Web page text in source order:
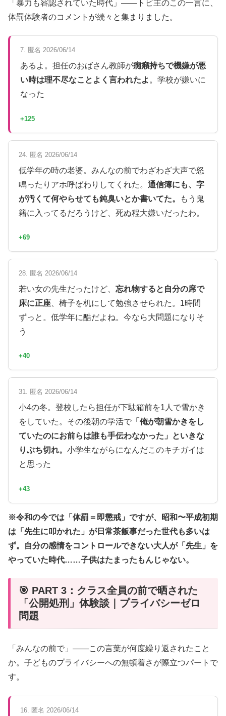
「暴力も容認されていた時代」——トピ主のこの一言に、
体罰体験者のコメントが続々と集まりました。
7. 匿名 2026/06/14
あるよ。担任のおばさん教師が癇癪持ちで機嫌が悪
い時は理不尽なことよく言われたよ 。学校が嫌いに
なった
+125
24. 匿名 2026/06/14
低学年の時の老婆。みんなの前でわざわざ大声で怒
鳴ったりアホ呼ばわりしてくれた。 通信簿にも、字
が汚くて何やらせても鈍臭いとか書いてた。
もう鬼
籍に入ってるだろうけど、死ぬ程大嫌いだったわ。
+69
28. 匿名 2026/06/14
若い女の先生だったけど、 忘れ物すると自分の席で
床に正座 、椅子を机にして勉強させられた。1時間
ずっと。低学年に酷だよね。今なら大問題になりそ
う
+40
31. 匿名 2026/06/14
小4の冬。登校したら担任が下駄箱前を1人で雪かき
をしていた。その後朝の学活で 「俺が朝雪かきをし
ていたのにお前らは誰も手伝わなかった」といきな
りぶち切れ。 小学生ながらになんだこのキチガイは
と思った
+43
※令和の今では「体罰＝即懲戒」ですが、昭和〜平成初期
は「先生に叩かれた」が日常茶飯事だった世代も多いは
ず。自分の感情をコントロールできない大人が「先生」を
やっていた時代……子供はたまったもんじゃない。
🎯 PART 3：クラス全員の前で晒された
「公開処刑」体験談｜プライバシーゼロ
問題
「みんなの前で」——この言葉が何度繰り返されたこと
か。子どものプライバシーへの無頓着さが際立つパートで
す。
16. 匿名 2026/06/14